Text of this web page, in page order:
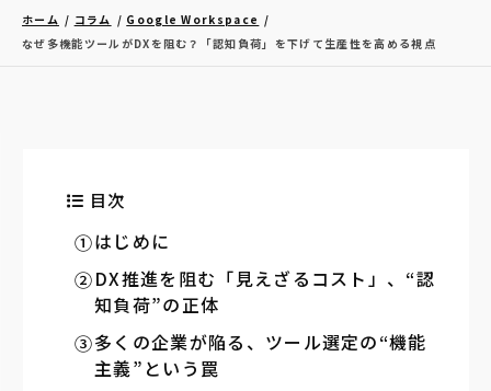
ホーム コラム
Google Workspace
なぜ多機能ツールがDXを阻む？「認知負荷」を下げて生産性を高める視点
目次
はじめに
DX推進を阻む「見えざるコスト」、“認
知負荷”の正体
多くの企業が陥る、ツール選定の“機能
主義”という罠